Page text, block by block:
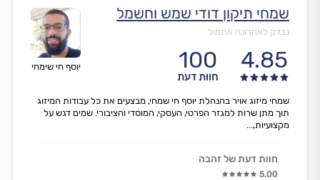
יוסף חי שימחי
שמחי תיקון דודי שמש וחשמל
נבדק לאחרונה אתמול
4.85
100
חוות דעת
שמחי מיזוג אויר בהנהלת יוסף חי שמחי, מבצעים את כל עבודות המיזוג
תוך מתן שרות למגזר הפרטי, העסקי, המוסדי והציבורי. שמים דגש על
מקצועיות,...
חוות דעת של זהבה
5.00